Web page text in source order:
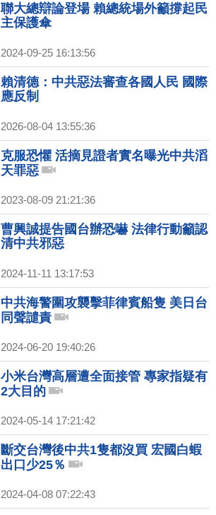
聯大總辯論登場 賴總統場外籲撐起民
主保護傘
2024-09-25 16:13:56
賴清德：中共惡法審查各國人民 國際
應反制
2026-08-04 13:55:36
克服恐懼 活摘見證者實名曝光中共滔
天罪惡
2023-08-09 21:21:36
曹興誠提告國台辦恐嚇 法律行動籲認
清中共邪惡
2024-11-11 13:17:53
中共海警圍攻襲擊菲律賓船隻 美日台
同聲譴責
2024-06-20 19:40:26
小米台灣高層遭全面接管 專家指疑有
2大目的
2024-05-14 17:21:42
斷交台灣後中共1隻都沒買 宏國白蝦
出口少25％
2024-04-08 07:22:43